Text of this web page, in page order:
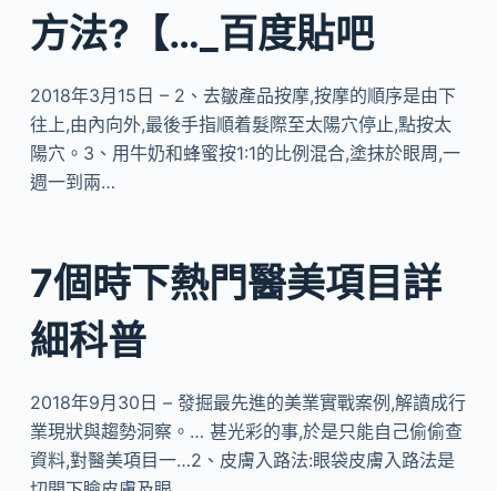
方法?【…_百度貼吧
2018年3月15日 – 2、去皺產品按摩,按摩的順序是由下
往上,由內向外,最後手指順着髮際至太陽穴停止,點按太
陽穴。3、用牛奶和蜂蜜按1:1的比例混合,塗抹於眼周,一
週一到兩…
7個時下熱門醫美項目詳
細科普
2018年9月30日 – 發掘最先進的美業實戰案例,解讀成行
業現狀與趨勢洞察。… 甚光彩的事,於是只能自己偷偷查
資料,對醫美項目一…2、皮膚入路法:眼袋皮膚入路法是